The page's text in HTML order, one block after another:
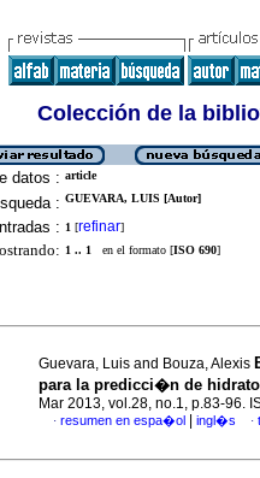
Colección de la
datos : article
: GUEVARA, LUIS [Autor]
: 1 [refinar]
1 .. 1 en el formato [ISO 690]
Guevara, Luis and Bouza, Alexis
para la predicci�n de
Mar 2013, vol.28, no.1, p.83-96.
· resumen en espa�ol ingl�s ·